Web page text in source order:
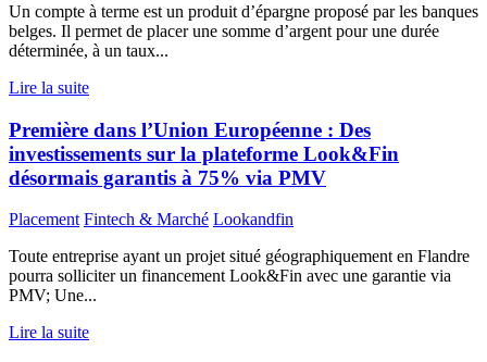
Un compte à terme est un produit d’épargne proposé par les banques
belges. Il permet de placer une somme d’argent pour une durée
déterminée, à un taux...
Lire la suite
Première dans l’Union Européenne : Des
investissements sur la plateforme Look&Fin
désormais garantis à 75% via PMV
Placement Fintech & Marché Lookandfin
Toute entreprise ayant un projet situé géographiquement en Flandre
pourra solliciter un financement Look&Fin avec une garantie via
PMV; Une...
Lire la suite